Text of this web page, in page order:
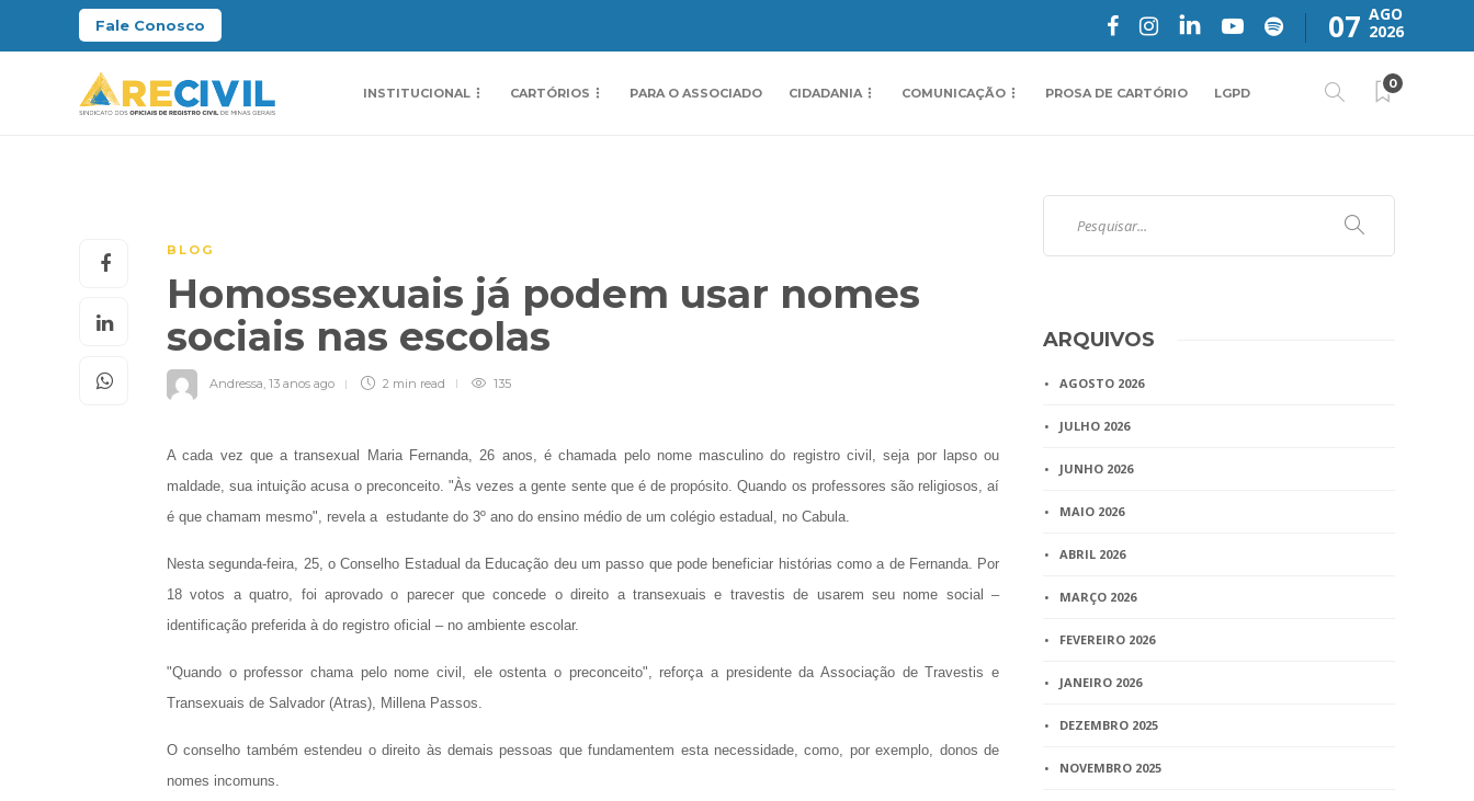
Fale Conosco 07 AGO
2026
INSTITUCIONAL CARTÓRIOS PARA O ASSOCIADO CIDADANIA COMUNICAÇÃO PROSA DE CARTÓRIO LGPD
0
BLOG
Homossexuais já podem usar nomes
sociais nas escolas
Andressa, 13 anos ago 2 min read 135
A cada vez que a transexual Maria Fernanda, 26 anos, é chamada pelo nome masculino do registro civil, seja por lapso ou
maldade, sua intuição acusa o preconceito. "Às vezes a gente sente que é de propósito. Quando os professores são religiosos, aí
é que chamam mesmo", revela a estudante do 3º ano do ensino médio de um colégio estadual, no Cabula.
Nesta segunda-feira, 25, o Conselho Estadual da Educação deu um passo que pode beneficiar histórias como a de Fernanda. Por
18 votos a quatro, foi aprovado o parecer que concede o direito a transexuais e travestis de usarem seu nome social –
identificação preferida à do registro oficial – no ambiente escolar.
"Quando o professor chama pelo nome civil, ele ostenta o preconceito", reforça a presidente da Associação de Travestis e
Transexuais de Salvador (Atras), Millena Passos.
O conselho também estendeu o direito às demais pessoas que fundamentem esta necessidade, como, por exemplo, donos de
nomes incomuns.
ARQUIVOS
AGOSTO 2026
JULHO 2026
JUNHO 2026
MAIO 2026
ABRIL 2026
MARÇO 2026
FEVEREIRO 2026
JANEIRO 2026
DEZEMBRO 2025
NOVEMBRO 2025